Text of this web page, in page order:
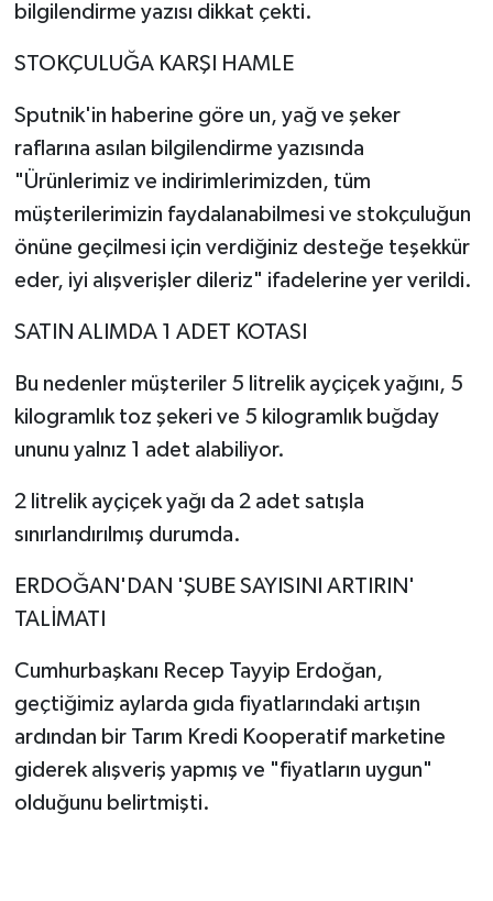
bilgilendirme yazısı dikkat çekti.
STOKÇULUĞA KARŞI HAMLE
Sputnik'in haberine göre un, yağ ve şeker
raflarına asılan bilgilendirme yazısında
"Ürünlerimiz ve indirimlerimizden, tüm
müşterilerimizin faydalanabilmesi ve stokçuluğun
önüne geçilmesi için verdiğiniz desteğe teşekkür
eder, iyi alışverişler dileriz" ifadelerine yer verildi.
SATIN ALIMDA 1 ADET KOTASI
Bu nedenler müşteriler 5 litrelik ayçiçek yağını, 5
kilogramlık toz şekeri ve 5 kilogramlık buğday
ununu yalnız 1 adet alabiliyor.
2 litrelik ayçiçek yağı da 2 adet satışla
sınırlandırılmış durumda.
ERDOĞAN'DAN 'ŞUBE SAYISINI ARTIRIN'
TALİMATI
Cumhurbaşkanı Recep Tayyip Erdoğan,
geçtiğimiz aylarda gıda fiyatlarındaki artışın
ardından bir Tarım Kredi Kooperatif marketine
giderek alışveriş yapmış ve "fiyatların uygun"
olduğunu belirtmişti.
KÜLTÜR SANAT